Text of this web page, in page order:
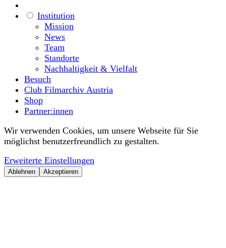
Institution
Mission
News
Team
Standorte
Nachhaltigkeit & Vielfalt
Besuch
Club Filmarchiv Austria
Shop
Partner:innen
Wir verwenden Cookies, um unsere Webseite für Sie
möglichst benutzerfreundlich zu gestalten.
Erweiterte Einstellungen
Ablehnen Akzeptieren